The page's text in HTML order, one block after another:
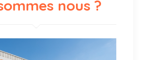
nous ?